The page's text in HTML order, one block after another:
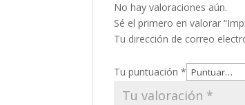
No hay valoraciones aún.
Sé el primero en valorar
Tu dirección de correo
Tu puntuación*